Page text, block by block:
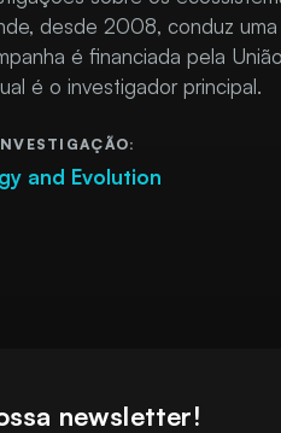
desde 2008, conduz
é financiada pela
é o investigador principal.
and Evolution
newsletter!